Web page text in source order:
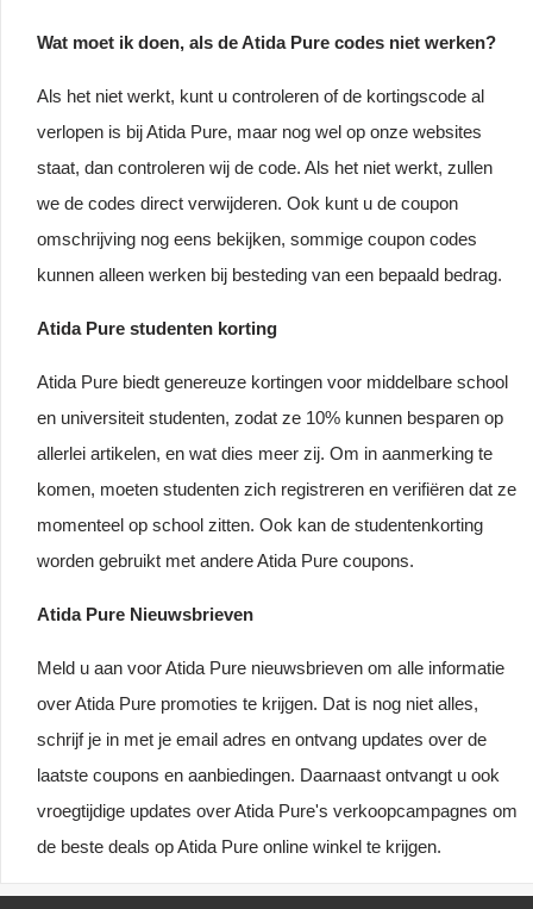
Wat moet ik doen, als de Atida Pure codes niet werken?
Als het niet werkt, kunt u controleren of de kortingscode al
verlopen is bij Atida Pure, maar nog wel op onze websites
staat, dan controleren wij de code. Als het niet werkt, zullen
we de codes direct verwijderen. Ook kunt u de coupon
omschrijving nog eens bekijken, sommige coupon codes
kunnen alleen werken bij besteding van een bepaald bedrag.
Atida Pure studenten korting
Atida Pure biedt genereuze kortingen voor middelbare school
en universiteit studenten, zodat ze 10% kunnen besparen op
allerlei artikelen, en wat dies meer zij. Om in aanmerking te
komen, moeten studenten zich registreren en verifiëren dat ze
momenteel op school zitten. Ook kan de studentenkorting
worden gebruikt met andere Atida Pure coupons.
Atida Pure Nieuwsbrieven
Meld u aan voor Atida Pure nieuwsbrieven om alle informatie
over Atida Pure promoties te krijgen. Dat is nog niet alles,
schrijf je in met je email adres en ontvang updates over de
laatste coupons en aanbiedingen. Daarnaast ontvangt u ook
vroegtijdige updates over Atida Pure's verkoopcampagnes om
de beste deals op Atida Pure online winkel te krijgen.